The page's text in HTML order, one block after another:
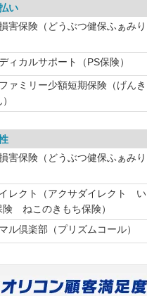
い
害保険（どうぶつ健保ふぁみり
ィカルサポート（PS保険）
ァミリー少額短期保険（げんき
害保険（どうぶつ健保ふぁみり
レクト（アクサダイレクト い
険 ねこのきもち保険）
ル倶楽部（プリズムコール）